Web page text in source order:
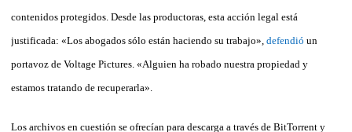
contenidos protegidos. Desde las productoras, esta acción legal está
justificada: «Los abogados sólo están haciendo su trabajo», defendió un
portavoz de Voltage Pictures. «Alguien ha robado nuestra propiedad y
estamos tratando de recuperarla».
Los archivos en cuestión se ofrecían para descarga a través de BitTorrent y